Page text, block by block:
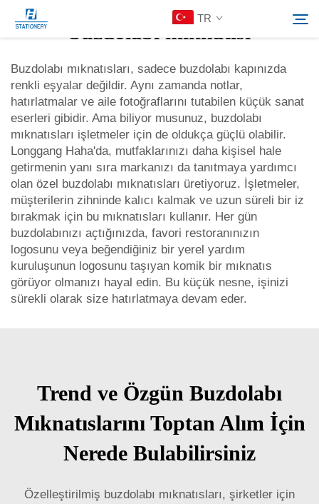
TR
Ürünler
Hakkımızda
Özelleştirilmiş Çözümler
Kaynaklar
Bize Ulaşın
Search
buzdolabı mıknatısı
Buzdolabı mıknatısları, sadece buzdolabı kapınızda
renkli eşyalar değildir. Aynı zamanda notlar,
hatırlatmalar ve aile fotoğraflarını tutabilen küçük sanat
eserleri gibidir. Ama biliyor musunuz, buzdolabı
mıknatısları işletmeler için de oldukça güçlü olabilir.
Longgang Haha'da, mutfaklarınızı daha kişisel hale
getirmenin yanı sıra markanızı da tanıtmaya yardımcı
olan özel buzdolabı mıknatısları üretiyoruz. İşletmeler,
müşterilerin zihninde kalıcı kalmak ve uzun süreli bir iz
bırakmak için bu mıknatısları kullanır. Her gün
buzdolabınızı açtığınızda, favori restoranınızın
logosunu veya beğendiğiniz bir yerel yardım
kuruluşunun logosunu taşıyan komik bir mıknatıs
görüyor olmanızı hayal edin. Bu küçük nesne, işinizi
sürekli olarak size hatırlatmaya devam eder.
Trend ve Özgün Buzdolabı
Mıknatıslarını Toptan Alım İçin
Nerede Bulabilirsiniz
Özelleştirilmiş buzdolabı mıknatısları, şirketler için